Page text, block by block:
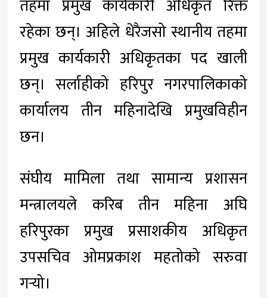
तहमा प्रमुख कार्यकारी अधिकृत रिक्त
रहेका छन्। अहिले धेरैजसो स्थानीय तहमा
प्रमुख कार्यकारी अधिकृतका पद खाली
छन्। सर्लाहीको हरिपुर नगरपालिकाको
कार्यालय तीन महिनादेखि प्रमुखविहीन
छन।
संघीय मामिला तथा सामान्य प्रशासन
मन्त्रालयले करिब तीन महिना अघि
हरिपुरका प्रमुख प्रसाशकीय अधिकृत
उपसचिव ओमप्रकाश महतोको सरुवा
गर्‍यो।